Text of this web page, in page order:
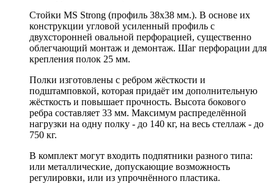
Стойки MS Strong (профиль 38x38 мм.). В основе их
конструкции угловой усиленный профиль с
двухсторонней овальной перфорацией, существенно
облегчающий монтаж и демонтаж. Шаг перфорации для
крепления полок 25 мм.
Полки изготовлены с ребром жёсткости и
подштамповкой, которая придаёт им дополнительную
жёсткость и повышает прочность. Высота бокового
ребра составляет 33 мм. Максимум распределённой
нагрузки на одну полку - до 140 кг, на весь стеллаж - до
750 кг.
В комплект могут входить подпятники разного типа:
или металлические, допускающие возможность
регулировки, или из упрочнённого пластика.